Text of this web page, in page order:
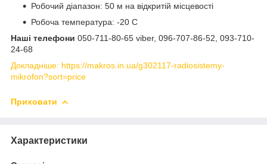
Робочий діапазон: 50 м на відкритій місцевості
Робоча температура: -20 С
Наші телефони 050-711-80-65 viber, 096-707-86-52, 093-710-
24-68
Докладніше: https://makros.in.ua/g302117-radiosistemy-
mikrofon?sort=price
Приховати
Характеристики